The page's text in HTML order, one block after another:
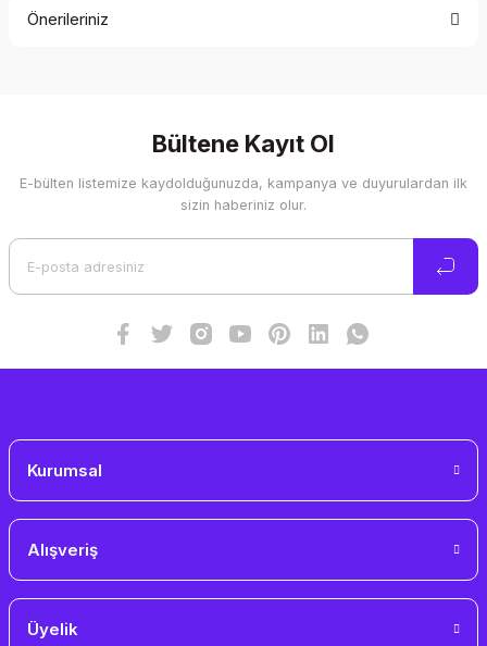
Önerileriniz
Görüş ve önerileriniz için teşekkür ederiz.
Ürün resmi kalitesiz, bozuk veya görüntülenemiyor.
Bültene Kayıt Ol
E-bülten listemize kaydolduğunuzda, kampanya ve duyurulardan ilk
sizin haberiniz olur.
Kurumsal
Alışveriş
Üyelik